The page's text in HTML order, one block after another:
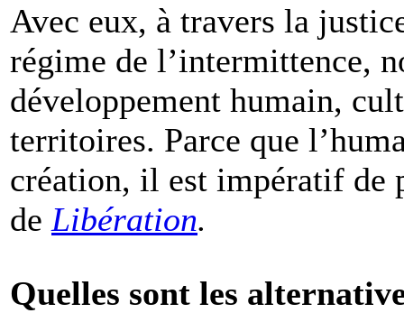
Avec eux, à travers la
régime de l’intermittence,
développement humain,
territoires. Parce que
création, il est impératif de
de Libération.
Quelles sont les